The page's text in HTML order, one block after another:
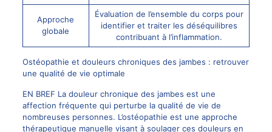
Approche
globale
Évaluation de l’ensemble du corps pour
identifier et traiter les déséquilibres
contribuant à l’inflammation.
Ostéopathie et douleurs chroniques des jambes : retrouver
une qualité de vie optimale
EN BREF La douleur chronique des jambes est une
affection fréquente qui perturbe la qualité de vie de
nombreuses personnes. L’ostéopathie est une approche
thérapeutique manuelle visant à soulager ces douleurs en